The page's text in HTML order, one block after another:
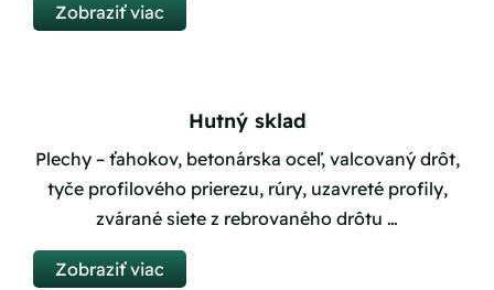
Zobraziť viac
Hutný sklad
Plechy – ťahokov, betonárska oceľ, valcovaný drôt,
tyče profilového prierezu, rúry, uzavreté profily,
zvárané siete z rebrovaného drôtu …
Zobraziť viac